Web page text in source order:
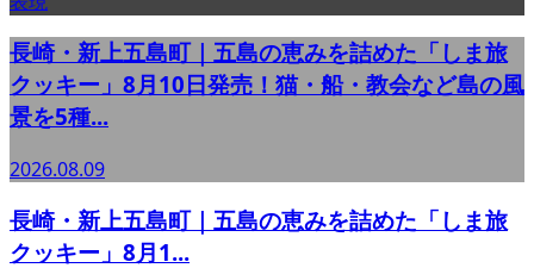
長崎・新上五島町｜五島の恵みを詰めた「しま旅
クッキー」8月10日発売！猫・船・教会など島の風
景を5種...
2026.08.09
長崎・新上五島町｜五島の恵みを詰めた「しま旅
クッキー」8月1...